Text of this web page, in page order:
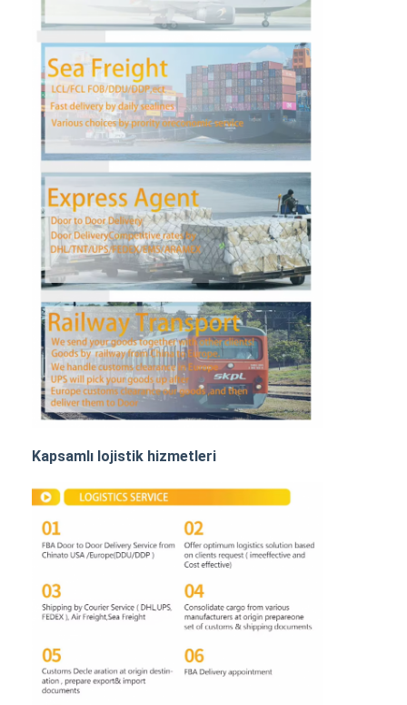
Şimdi konuşalım.
Uluslararası Taşımacılık
Hava Kargo Taşımacılığı
Deniz yükü
Çin'den DDP Nakliye
Ekspres kargo
Demiryolu Taşımacılığı
Amazon'a Gönder
Kamyon Taşımacılığı
Kapsamlı lojistik hizmetleri